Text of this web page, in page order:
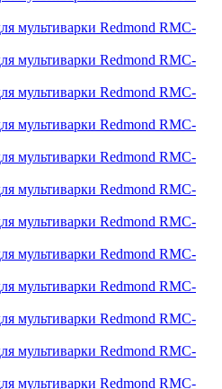
мультиварки Redmond RMC-
мультиварки Redmond RMC-
мультиварки Redmond RMC-
мультиварки Redmond RMC-
мультиварки Redmond RMC-
мультиварки Redmond RMC-
мультиварки Redmond RMC-
мультиварки Redmond RMC-
мультиварки Redmond RMC-
мультиварки Redmond RMC-
мультиварки Redmond RMC-
мультиварки Redmond RMC-